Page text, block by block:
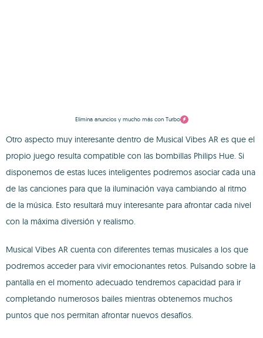
Elimina anuncios y mucho más con Turbo
Otro aspecto muy interesante dentro de Musical Vibes AR es que el
propio juego resulta compatible con las bombillas Philips Hue. Si
disponemos de estas luces inteligentes podremos asociar cada una
de las canciones para que la iluminación vaya cambiando al ritmo
de la música. Esto resultará muy interesante para afrontar cada nivel
con la máxima diversión y realismo.
Musical Vibes AR cuenta con diferentes temas musicales a los que
podremos acceder para vivir emocionantes retos. Pulsando sobre la
pantalla en el momento adecuado tendremos capacidad para ir
completando numerosos bailes mientras obtenemos muchos
puntos que nos permitan afrontar nuevos desafíos.